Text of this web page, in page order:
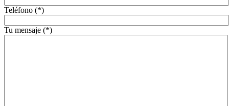
Teléfono (*)
Tu mensaje (*)